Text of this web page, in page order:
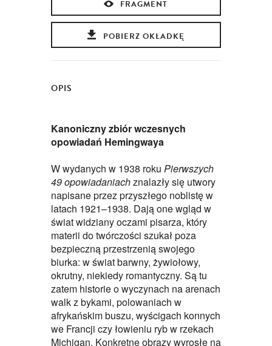
FRAGMENT
POBIERZ OKŁADKĘ
OPIS
Kanoniczny zbiór wczesnych
opowiadań Hemingwaya
W wydanych w 1938 roku Pierwszych
49 opowiadaniachznalazły się utwory
napisane przez przyszłego noblistę w
latach 1921–1938. Dają one wgląd w
świat widziany oczami pisarza, który
materii do twórczości szukał poza
bezpieczną przestrzenią swojego
biurka: w świat barwny, żywiołowy,
okrutny, niekiedy romantyczny. Są tu
zatem historie o wyczynach na arenach
walk z bykami, polowaniach w
afrykańskim buszu, wyścigach konnych
we Francji czy łowieniu ryb w rzekach
Michigan. Konkretne obrazy wyrosłe na